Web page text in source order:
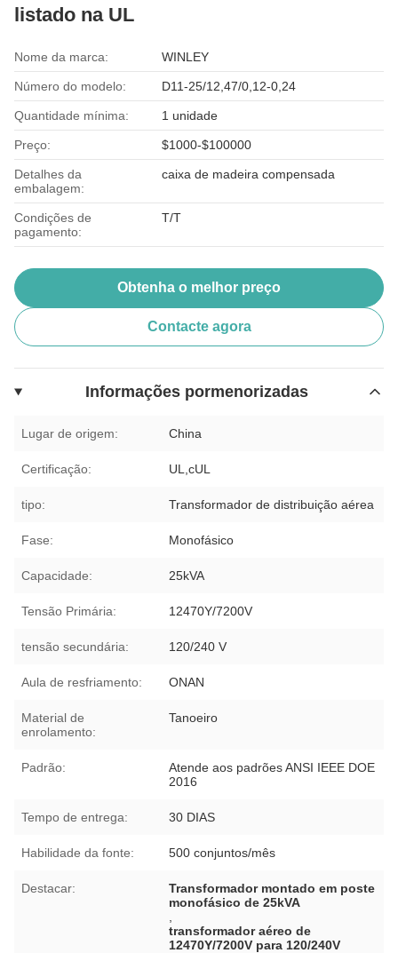
listado na UL
Nome da marca: WINLEY
Número do modelo: D11-25/12,47/0,12-0,24
Quantidade mínima: 1 unidade
Preço: $1000-$100000
Detalhes da
embalagem:
caixa de madeira compensada
Condições de
pagamento:
T/T
Obtenha o melhor preço
Contacte agora
Informações pormenorizadas
Lugar de origem: China
Certificação: UL,cUL
tipo: Transformador de distribuição aérea
Fase: Monofásico
Capacidade: 25kVA
Tensão Primária: 12470Y/7200V
tensão secundária: 120/240 V
Aula de resfriamento: ONAN
Material de
enrolamento:
Tanoeiro
Padrão:
Atende aos padrões ANSI IEEE DOE
2016
Tempo de entrega: 30 DIAS
Habilidade da fonte: 500 conjuntos/mês
Destacar:
Transformador montado em poste
monofásico de 25kVA
transformador aéreo de
12470Y/7200V para 120/240V